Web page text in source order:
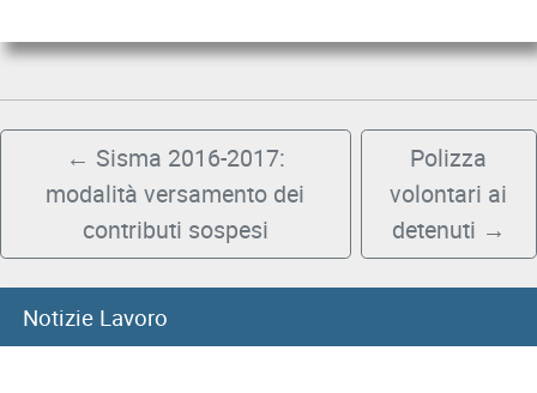
← Sisma 2016-2017:
modalità versamento dei
contributi sospesi
Polizza
volontari ai
detenuti →
Notizie Lavoro
8 agosto, Giornata nazionale sacrificio del lavoro italiano